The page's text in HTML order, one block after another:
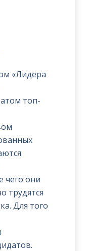
«Лидера
топ-
чего они
трудятся
Для того